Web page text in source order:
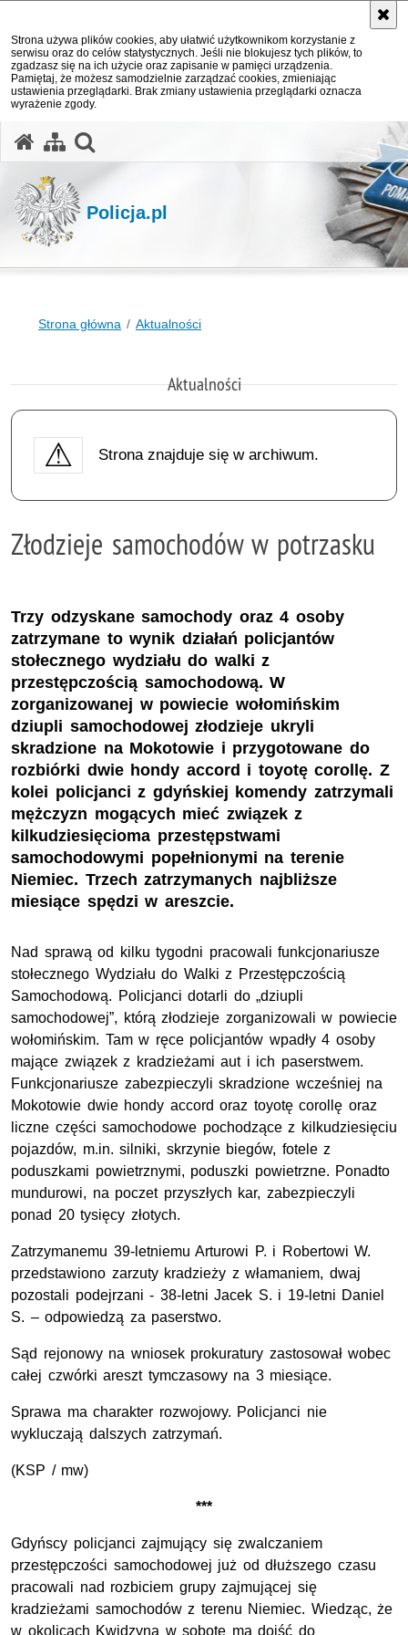
Strona używa plików cookies, aby ułatwić użytkownikom korzystanie z
serwisu oraz do celów statystycznych. Jeśli nie blokujesz tych plików, to
zgadzasz się na ich użycie oraz zapisanie w pamięci urządzenia.
Pamiętaj, że możesz samodzielnie zarządzać cookies, zmieniając
ustawienia przeglądarki. Brak zmiany ustawienia przeglądarki oznacza
wyrażenie zgody.
Policja.pl
Strona główna Aktualności
Aktualności
Strona znajduje się w archiwum.
Złodzieje samochodów w potrzasku
Trzy odzyskane samochody oraz 4 osoby
zatrzymane to wynik działań policjantów
stołecznego wydziału do walki z
przestępczością samochodową. W
zorganizowanej w powiecie wołomińskim
dziupli samochodowej złodzieje ukryli
skradzione na Mokotowie i przygotowane do
rozbiórki dwie hondy accord i toyotę corollę. Z
kolei policjanci z gdyńskiej komendy zatrzymali
mężczyzn mogących mieć związek z
kilkudziesięcioma przestępstwami
samochodowymi popełnionymi na terenie
Niemiec. Trzech zatrzymanych najbliższe
miesiące spędzi w areszcie.
Nad sprawą od kilku tygodni pracowali funkcjonariusze
stołecznego Wydziału do Walki z Przestępczością
Samochodową. Policjanci dotarli do „dziupli
samochodowej”, którą złodzieje zorganizowali w powiecie
wołomińskim. Tam w ręce policjantów wpadły 4 osoby
mające związek z kradzieżami aut i ich paserstwem.
Funkcjonariusze zabezpieczyli skradzione wcześniej na
Mokotowie dwie hondy accord oraz toyotę corollę oraz
liczne części samochodowe pochodzące z kilkudziesięciu
pojazdów, m.in. silniki, skrzynie biegów, fotele z
poduszkami powietrznymi, poduszki powietrzne. Ponadto
mundurowi, na poczet przyszłych kar, zabezpieczyli
ponad 20 tysięcy złotych.
Zatrzymanemu 39-letniemu Arturowi P. i Robertowi W.
przedstawiono zarzuty kradzieży z włamaniem, dwaj
pozostali podejrzani - 38-letni Jacek S. i 19-letni Daniel
S. – odpowiedzą za paserstwo.
Sąd rejonowy na wniosek prokuratury zastosował wobec
całej czwórki areszt tymczasowy na 3 miesiące.
Sprawa ma charakter rozwojowy. Policjanci nie
wykluczają dalszych zatrzymań.
(KSP / mw)
***
Gdyńscy policjanci zajmujący się zwalczaniem
przestępczości samochodowej już od dłuższego czasu
pracowali nad rozbiciem grupy zajmującej się
kradzieżami samochodów z terenu Niemiec. Wiedząc, że
w okolicach Kwidzyna w sobotę ma dojść do